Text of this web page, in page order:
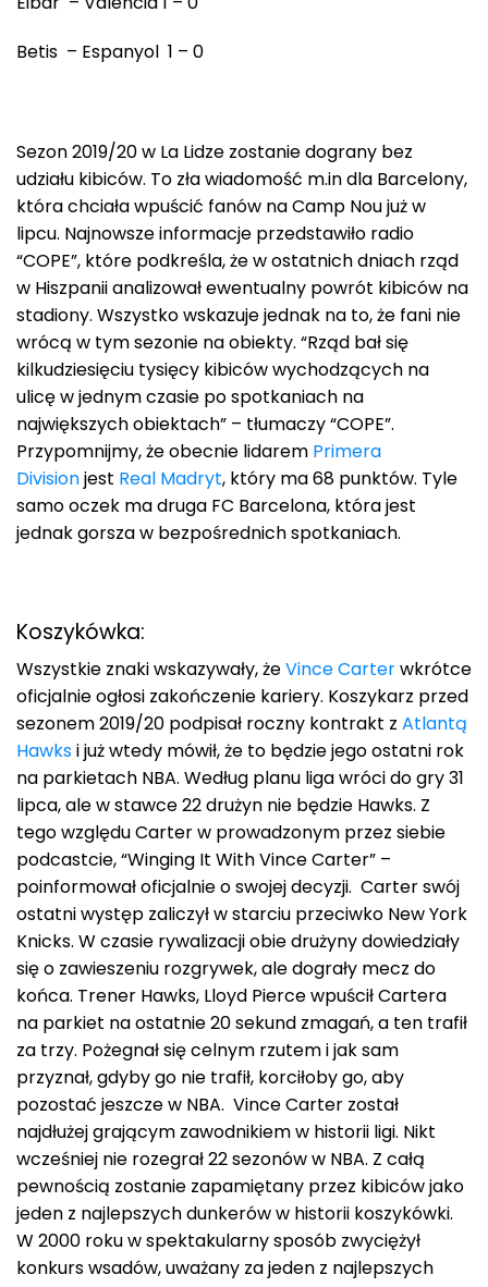
Betis – Espanyol 1 – 0
Sezon 2019/20 w La Lidze zostanie dograny bez
udziału kibiców. To zła wiadomość m.in dla Barcelony,
która chciała wpuścić fanów na Camp Nou już w
lipcu. Najnowsze informacje przedstawiło radio
“COPE”, które podkreśla, że w ostatnich dniach rząd
w Hiszpanii analizował ewentualny powrót kibiców na
stadiony. Wszystko wskazuje jednak na to, że fani nie
wrócą w tym sezonie na obiekty. “Rząd bał się
kilkudziesięciu tysięcy kibiców wychodzących na
ulicę w jednym czasie po spotkaniach na
największych obiektach” – tłumaczy “COPE”.
Przypomnijmy, że obecnie lidarem Primera
Divisionjest Real Madryt, który ma 68 punktów. Tyle
samo oczek ma druga FC Barcelona, która jest
jednak gorsza w bezpośrednich spotkaniach.
Koszykówka:
Wszystkie znaki wskazywały, żeVince Carterwkrótce
oficjalnie ogłosi zakończenie kariery. Koszykarz przed
sezonem 2019/20 podpisał roczny kontrakt z Atlantą
Hawksi już wtedy mówił, że to będzie jego ostatni rok
na parkietach NBA. Według planu liga wróci do gry 31
lipca, ale w stawce 22 drużyn nie będzie Hawks. Z
tego względu Carter w prowadzonym przez siebie
podcastcie, “Winging It With Vince Carter” –
poinformował oficjalnie o swojej decyzji. Carter swój
ostatni występ zaliczył w starciu przeciwko New York
Knicks. W czasie rywalizacji obie drużyny dowiedziały
się o zawieszeniu rozgrywek, ale dograły mecz do
końca. Trener Hawks, Lloyd Pierce wpuścił Cartera
na parkiet na ostatnie 20 sekund zmagań, a ten trafił
za trzy. Pożegnał się celnym rzutem i jak sam
przyznał, gdyby go nie trafił, korciłoby go, aby
pozostać jeszcze w NBA. Vince Carter został
najdłużej grającym zawodnikiem w historii ligi. Nikt
wcześniej nie rozegrał 22 sezonów w NBA. Z całą
pewnością zostanie zapamiętany przez kibiców jako
jeden z najlepszych dunkerów w historii koszykówki.
W 2000 roku w spektakularny sposób zwyciężył
konkurs wsadów, uważany za jeden z najlepszych